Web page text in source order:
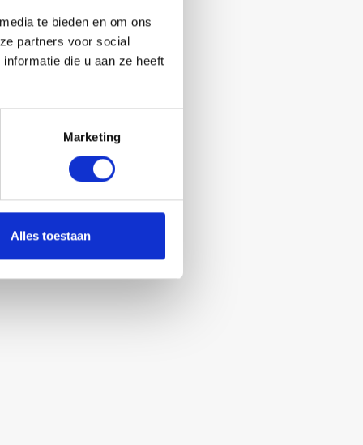
te bieden en om ons
partners voor social
die u aan ze heeft
Marketing
Alles toestaan